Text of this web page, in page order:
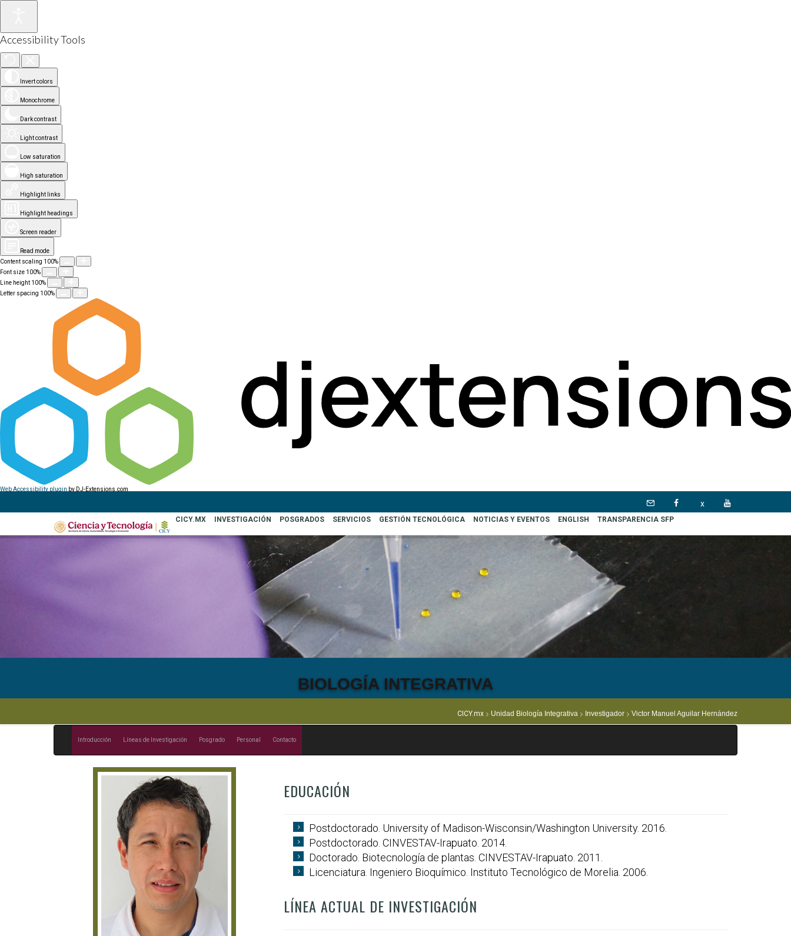
Accessibility Tools
Invert colors
Monochrome
Dark contrast
Light contrast
Low saturation
High saturation
Highlight links
Highlight headings
Screen reader
Read mode
Content scaling 100%
Font size 100%
Line height 100%
Letter spacing 100%
Web Accessibility plugin by DJ-Extensions.com
x
CICY.MX INVESTIGACIÓN POSGRADOS SERVICIOS GESTIÓN TECNOLÓGICA NOTICIAS Y EVENTOS ENGLISH TRANSPARENCIA SFP
BIOLOGÍA INTEGRATIVA
CICY.mx Unidad Biología Integrativa Investigador Victor Manuel Aguilar Hernández
Introducción Líneas de Investigación Posgrado Personal Contacto
EDUCACIÓN
Postdoctorado. University of Madison-Wisconsin/Washington University. 2016.
Postdoctorado. CINVESTAV-Irapuato. 2014.
Doctorado. Biotecnología de plantas. CINVESTAV-Irapuato. 2011.
Licenciatura. Ingeniero Bioquímico. Instituto Tecnológico de Morelia. 2006.
LÍNEA ACTUAL DE INVESTIGACIÓN